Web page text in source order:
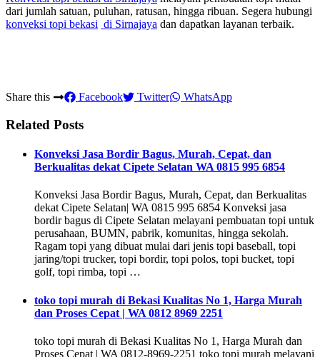
dari jumlah satuan, puluhan, ratusan, hingga ribuan. Segera hubungi
konveksi topi bekasi di Sirnajaya dan dapatkan layanan terbaik.
Share this Facebook Twitter WhatsApp
Related Posts
Konveksi Jasa Bordir Bagus, Murah, Cepat, dan
Berkualitas dekat Cipete Selatan WA 0815 995 6854
Konveksi Jasa Bordir Bagus, Murah, Cepat, dan Berkualitas
dekat Cipete Selatan| WA 0815 995 6854 Konveksi jasa
bordir bagus di Cipete Selatan melayani pembuatan topi untuk
perusahaan, BUMN, pabrik, komunitas, hingga sekolah.
Ragam topi yang dibuat mulai dari jenis topi baseball, topi
jaring/topi trucker, topi bordir, topi polos, topi bucket, topi
golf, topi rimba, topi …
toko topi murah di Bekasi Kualitas No 1, Harga Murah
dan Proses Cepat | WA 0812 8969 2251
toko topi murah di Bekasi Kualitas No 1, Harga Murah dan
Proses Cepat | WA 0812-8969-2251 toko topi murah melayani